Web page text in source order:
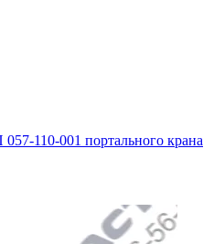
110-001 портального крана